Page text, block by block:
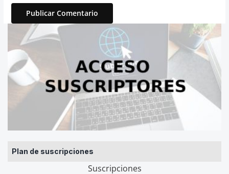
Plan de suscripciones
Suscripciones